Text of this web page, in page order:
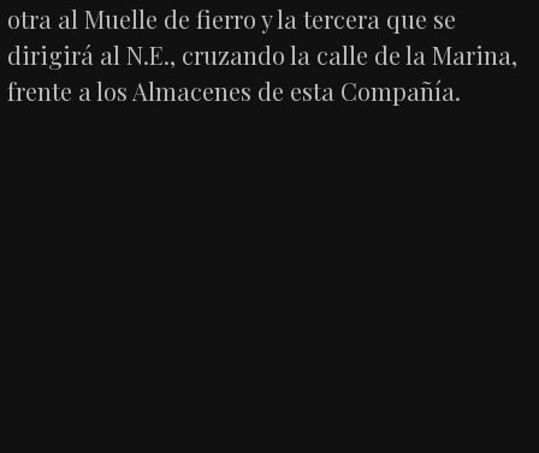
otra al Muelle de fierro y la tercera que se
dirigirá al N.E., cruzando la calle de la Marina,
frente a los Almacenes de esta Compañía.